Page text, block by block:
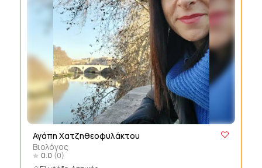
Αγάπη Χατζηθεοφυλάκτου
Βιολόγος
0.0 (0)